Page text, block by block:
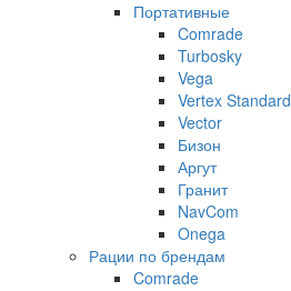
Портативные
Comrade
Turbosky
Vega
Vertex Standard
Vector
Бизон
Аргут
Гранит
NavCom
Onega
Рации по брендам
Comrade